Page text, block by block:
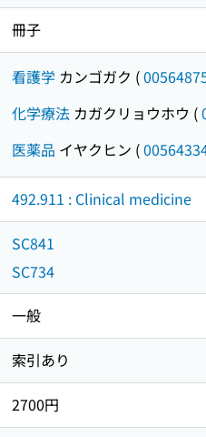
冊子
看護学 カンゴガク (
化学療法 カガクリョウホウ (
医薬品 イヤクヒン (
492.911 : Clinical medicine
SC841
SC734
一般
索引あり
2700円